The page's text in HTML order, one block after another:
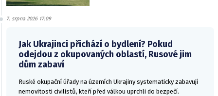
7. srpna 2026 17:09
Jak Ukrajinci přichází o bydlení? Pokud
odejdou z okupovaných oblastí, Rusové jim
dům zabaví
Ruské okupační úřady na územích Ukrajiny systematicky zabavují
nemovitosti civilistů, kteří před válkou uprchli do bezpečí.